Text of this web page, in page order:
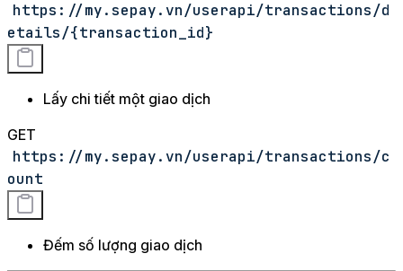
https://my.sepay.vn/userapi/transactions/d
etails/{transaction_id}
Lấy chi tiết một giao dịch
GET
https://my.sepay.vn/userapi/transactions/c
ount
Đếm số lượng giao dịch